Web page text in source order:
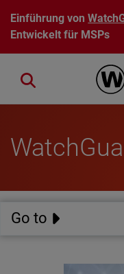
Direkt zum Inhalt
Einführung von
Entwickelt für MSPs
Close search
Go to